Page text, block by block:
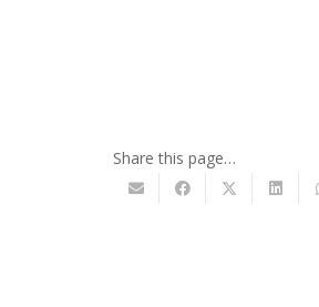
Share this page…